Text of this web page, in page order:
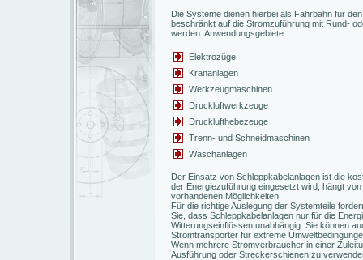
Die Systeme dienen hierbei als Fahrbahn für
beschränkt auf die Stromzuführung mit Rund-
werden. Anwendungsgebiete:
Elektrozüge
Krananlagen
Werkzeugmaschinen
Druckluftwerkzeuge
Drucklufthebezeuge
Trenn- und Schneidmaschinen
Waschanlagen
Der Einsatz von Schleppkabelanlagen ist die
der Energiezuführung eingesetzt wird, hängt
vorhandenen Möglichkeiten.
Für die richtige Auslegung der Systemteile
Sie, dass Schleppkabelanlagen nur für die
Witterungseinflüssen unabhängig. Sie können
Stromtransporter für extreme
Wenn mehrere Stromverbraucher in einer
Ausführung oder Streckerschienen zu